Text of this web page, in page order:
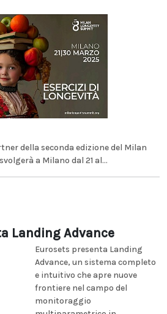
della seconda edizione del Milan
a Milano dal 21 al...
Landing Advance
Eurosets presenta Landing
Advance, un sistema completo
e intuitivo che apre nuove
frontiere nel campo del
monitoraggio